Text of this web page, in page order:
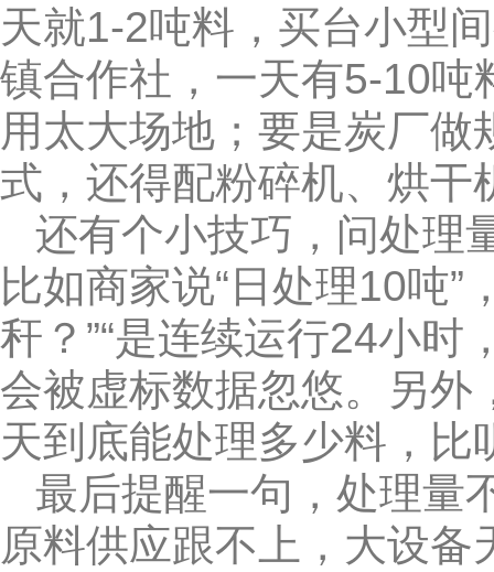
天就1-2吨料，买台小型
镇合作社，一天有5-10吨
用太大场地；要是炭厂
式，还得配粉碎机、烘干
还有个小技巧，问处理
比如商家说“日处理10吨
秆？”“是连续运行24小时
会被虚标数据忽悠。另外
天到底能处理多少料，
最后提醒一句，处理量
原料供应跟不上，大设备